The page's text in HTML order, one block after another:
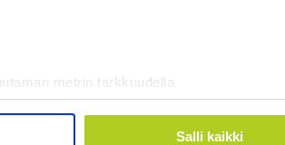
metrin tarkkuudella
(sormenjäljen muodostaminen)
asetuksesi
. Voit muuttaa
Salli kaikki
Uutiset | 4.8.2026 15:07